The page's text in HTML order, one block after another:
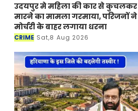
उदयपुर मे महिला की कार से कुचलकर
मारने का मामला गरमाया, परिजनों ने
मोर्चरी के बाहर लगाया धरना
CRIME Sat,8 Aug 2026